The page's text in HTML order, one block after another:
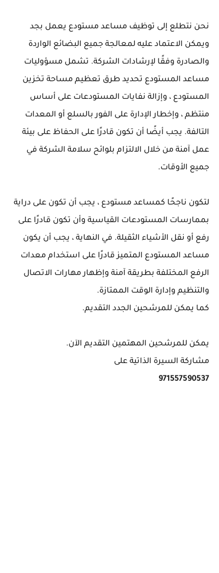
نحن نتطلع إلى توظيف مساعد مستودع يعمل بجد
ويمكن الاعتماد عليه لمعالجة جميع البضائع الواردة
والصادرة وفقًا لإرشادات الشركة. تشمل مسؤوليات
مساعد المستودع تحديد طرق تعظيم مساحة تخزين
المستودع ، وإزالة نفايات المستودعات على أساس
منتظم ، وإخطار الإدارة على الفور بالسلع أو المعدات
التالفة. يجب أيضًا أن تكون قادرًا على الحفاظ على بيئة
عمل آمنة من خلال الالتزام بلوائح سلامة الشركة في
جميع الأوقات.
لتكون ناجحًا كمساعد مستودع ، يجب أن تكون على دراية
بممارسات المستودعات القياسية وأن تكون قادرًا على
رفع أو نقل الأشياء الثقيلة. في النهاية ، يجب أن يكون
مساعد المستودع المتميز قادرًا على استخدام معدات
الرفع المختلفة بطريقة آمنة وإظهار مهارات الاتصال
والتنظيم وإدارة الوقت الممتازة.
كما يمكن للمرشحين الجدد التقديم.
يمكن للمرشحين المهتمين التقديم الآن.
مشاركة السيرة الذاتية على
971557590537